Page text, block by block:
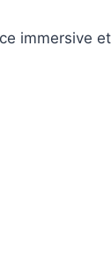
immersive